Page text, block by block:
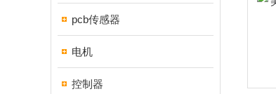
pcb传感器
电机
控制器